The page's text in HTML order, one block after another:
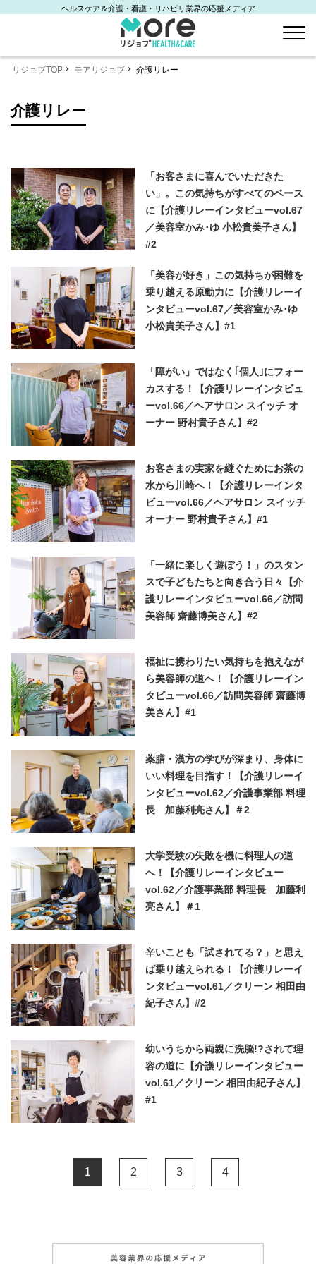
ヘルスケア＆介護・看護・リハビリ業界の応援メディア
リジョブTOP モアリジョブ 介護リレー
介護リレー
「お客さまに喜んでいただきた
い」。この気持ちがすべてのベース
に【介護リレーインタビューvol.67
／美容室かみ･ゆ 小松貴美子さん】
#2
「美容が好き」この気持ちが困難を
乗り越える原動力に【介護リレーイ
ンタビューvol.67／美容室かみ･ゆ
小松貴美子さん】#1
「障がい」ではなく｢個人｣にフォー
カスする！【介護リレーインタビュ
ーvol.66／ヘアサロン スイッチ オ
ーナー 野村貴子さん】#2
お客さまの実家を継ぐためにお茶の
水から川崎へ！【介護リレーインタ
ビューvol.66／ヘアサロン スイッチ
オーナー 野村貴子さん】#1
「一緒に楽しく遊ぼう！」のスタン
スで子どもたちと向き合う日々【介
護リレーインタビューvol.66／訪問
美容師 齋藤博美さん】#2
福祉に携わりたい気持ちを抱えなが
ら美容師の道へ！【介護リレーイン
タビューvol.66／訪問美容師 齋藤博
美さん】#1
薬膳・漢方の学びが深まり、身体に
いい料理を目指す！【介護リレーイ
ンタビューvol.62／介護事業部 料理
長 加藤利亮さん】＃2
大学受験の失敗を機に料理人の道
へ！【介護リレーインタビュー
vol.62／介護事業部 料理長 加藤利
亮さん】＃1
辛いことも「試されてる？」と思え
ば乗り越えられる！【介護リレーイ
ンタビューvol.61／クリーン 相田由
紀子さん】#2
幼いうちから両親に洗脳!?されて理
容の道に【介護リレーインタビュー
vol.61／クリーン 相田由紀子さん】
#1
1 2 3 4